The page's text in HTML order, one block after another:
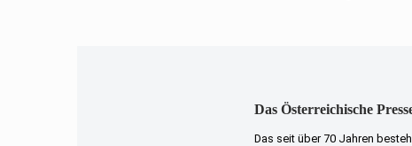
Das Österreichische
Das seit über 70 Jahren